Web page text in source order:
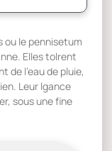
ou le pennisetum
Elles tolrent
de l’eau de pluie,
Leur lgance
sous une fine